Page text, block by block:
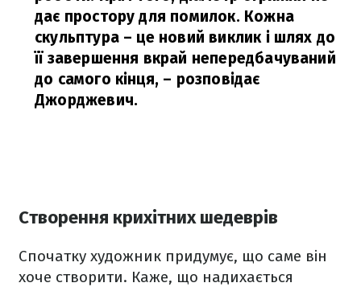
дає простору для помилок. Кожна
скульптура – це новий виклик і шлях до
її завершення вкрай непередбачуваний
до самого кінця, – розповідає
Джорджевич.
Створення крихітних шедеврів
Спочатку художник придумує, що саме він
хоче створити. Каже, що надихається